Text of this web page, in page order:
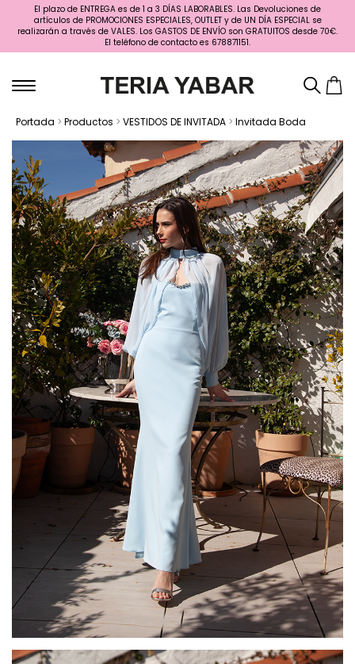
El plazo de ENTREGA es de 1 a 3 DÍAS LABORABLES. Las Devoluciones de
artículos de PROMOCIONES ESPECIALES, OUTLET y de UN DÍA ESPECIAL se
realizarán a través de VALES. Los GASTOS DE ENVÍO son GRATUITOS desde 70€.
El teléfono de contacto es 678871151.
Portada > Productos > VESTIDOS DE INVITADA > Invitada Boda